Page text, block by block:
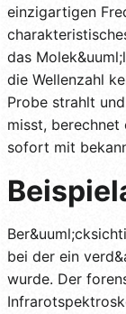
einzigartigen
das
die Wellenzahl
Probe strahlt
misst, berechnet
sofort mit
bei der ein
wurde. Der